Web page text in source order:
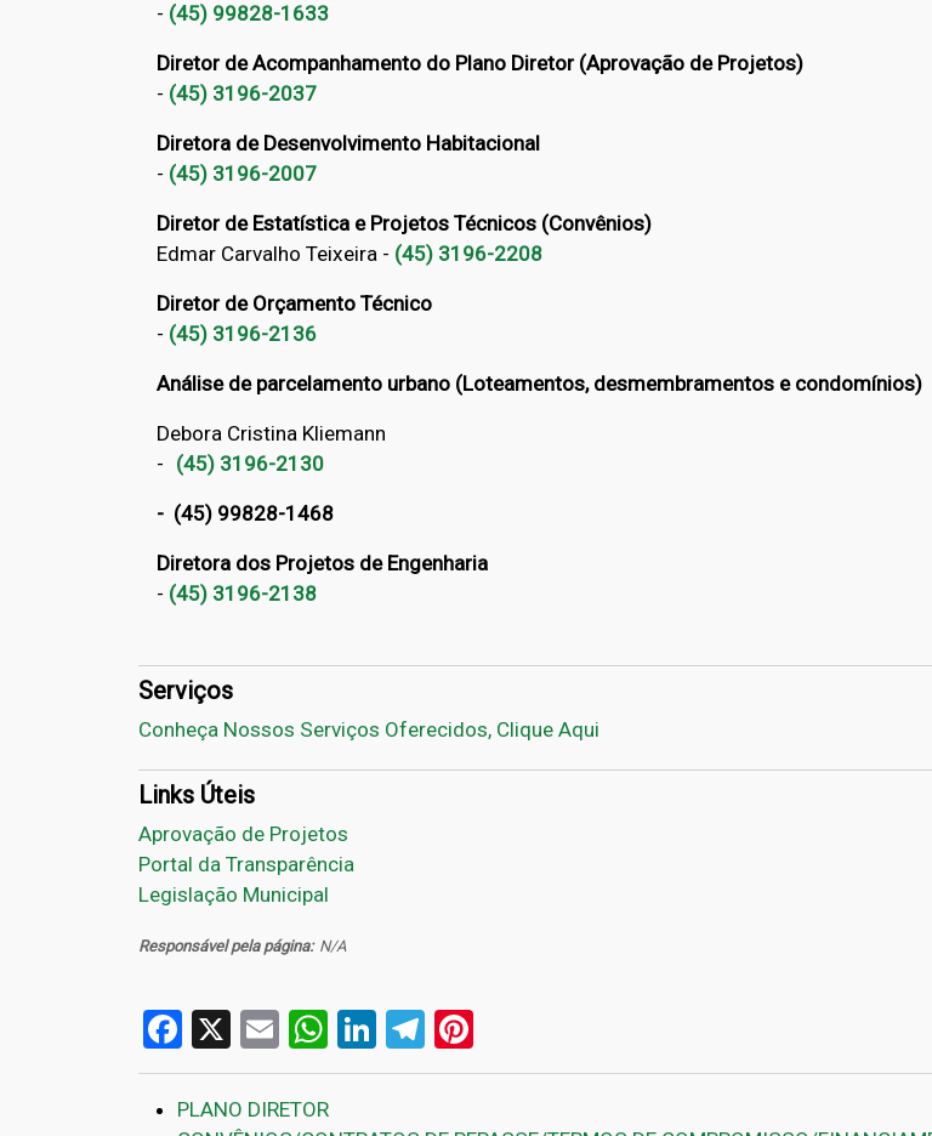
- (45) 99828-1633
Diretor de Acompanhamento do Plano Diretor (Aprovação de Projetos)
- (45) 3196-2037
Diretora de Desenvolvimento Habitacional
- (45) 3196-2007
Diretor de Estatística e Projetos Técnicos (Convênios)
Edmar Carvalho Teixeira - (45) 3196-2208
Diretor de Orçamento Técnico
- (45) 3196-2136
Análise de parcelamento urbano (Loteamentos, desmembramentos e condomínios)
Debora Cristina Kliemann
- (45) 3196-2130
- (45) 99828-1468
Diretora dos Projetos de Engenharia
- (45) 3196-2138
Serviços
Conheça Nossos Serviços Oferecidos, Clique Aqui
Links Úteis
Aprovação de Projetos
Portal da Transparência
Legislação Municipal
Responsável pela página N/A
Facebook
X EmailWhatsApp
LinkedIn
Telegram
PLANO DIRETOR